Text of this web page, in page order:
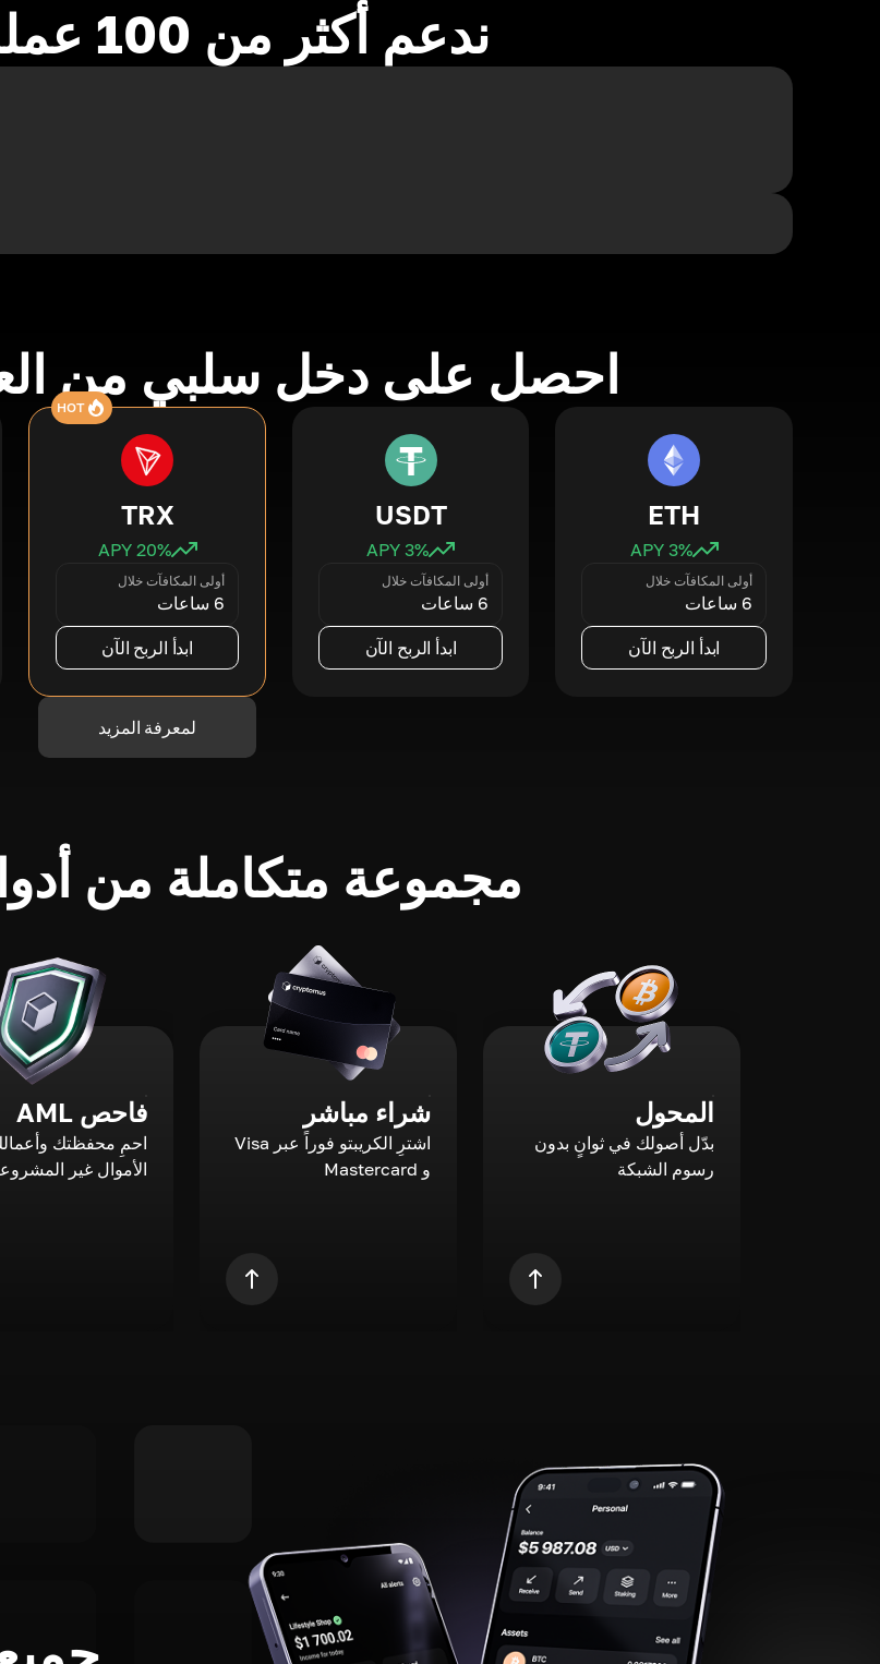
ندعم أكثر من 100 عملة مشفرة
احصل على دخل سلبي من
ETH
3% APY
أولى المكافآت خلال
6 ساعات
ابدأ الربح الآن
USDT
3% APY
أولى المكافآت خلال
6 ساعات
ابدأ الربح الآن
HOT
TRX
20% APY
أولى المكافآت خلال
6 ساعات
ابدأ الربح الآن
لمعرفة المزيد
مجموعة متكاملة من
المحول
بدّل أصولك في ثوانٍ بدون
رسوم الشبكة
شراء مباشر
اشترِ الكريبتو فوراً عبر Visa
و Mastercard
فاحص AML
احمِ محفظتك
الأموال غير